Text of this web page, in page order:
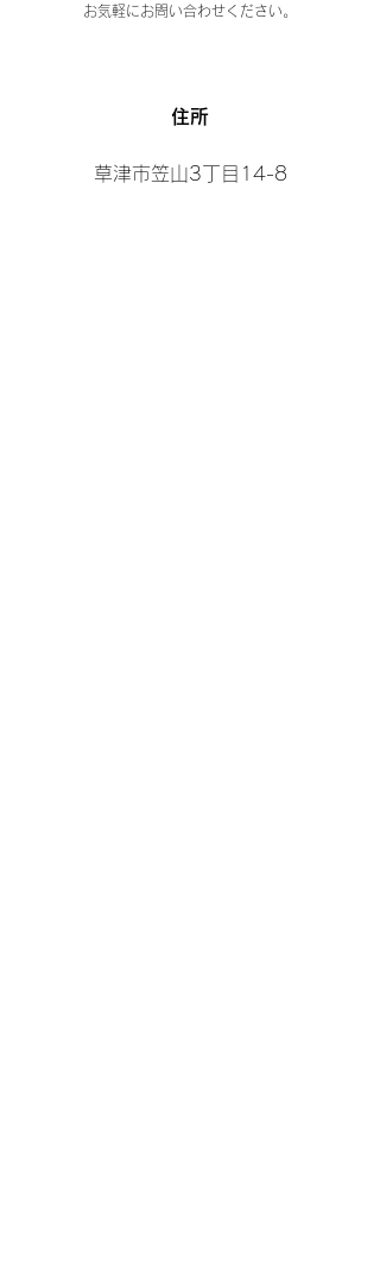
お気軽にお問い合わせください。
​住所
草津市笠山3丁目14-8